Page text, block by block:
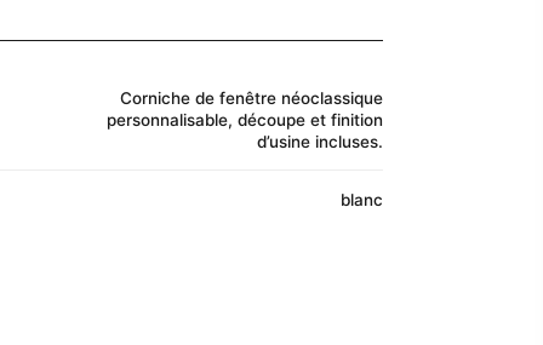
Corniche de fenêtre néoclassique
personnalisable, découpe et finition
d’usine incluses.
blanc